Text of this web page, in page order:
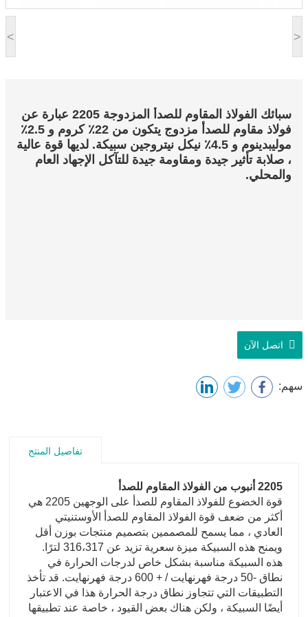
< >
سبائك الفولاذ المقاوم للصدأ المزدوجة 2205 عبارة عن
فولاذ مقاوم للصدأ مزدوج يتكون من 22٪ كروم و 2.5٪
موليبدينوم و 4.5٪ نيكل نيتروجين سبيكة. لديها قوة عالية
، صلابة تأثير جيدة ومقاومة جيدة للتآكل الإجهاد العام
والمحلي.
اتصل الآن
سهم:
تفاصيل المنتج
2205 أنبوب من الفولاذ المقاوم للصدأ
قوة الخضوع للفولاذ المقاوم للصدأ على الوجهين 2205 هي
أكثر من ضعف قوة الفولاذ المقاوم للصدأ الأوستنيتي
العادي ، مما يسمح للمصممين بتصميم منتجات بوزن أقل
ويمنح هذه السبيكة ميزة سعرية تزيد عن 316،317 لترًا.
هذه السبيكة مناسبة بشكل خاص لدرجات الحرارة في
نطاق -50 درجة فهرنهايت / + 600 درجة فهرنهايت. قد تأخذ
التطبيقات التي تتجاوز نطاق درجة الحرارة هذا في الاعتبار
أيضًا السبيكة ، ولكن هناك بعض القيود ، خاصة عند تطبيقها